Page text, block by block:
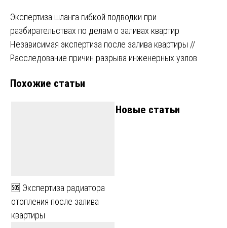
Навигация
по
записям
Экспертиза шланга гибкой подводки при
разбирательствах по делам о заливах квартир
Независимая экспертиза после залива квартиры //
Расследование причин разрыва инженерных узлов
Похожие статьи
🆘 Экспертиза радиатора
отопления после залива
квартиры
Новые статьи